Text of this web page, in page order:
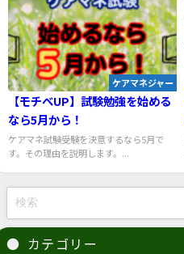
ケアマネジャー
【モチベUP】試験勉強を始める
なら5月から！
ケアマネ試験受験を決意するなら5月で
す。その理由を説明します。...
カテゴリー